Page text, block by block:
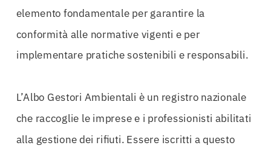
elemento fondamentale per garantire la
conformità alle normative vigenti e per
implementare pratiche sostenibili e responsabili.
L’Albo Gestori Ambientali è un registro nazionale
che raccoglie le imprese e i professionisti abilitati
alla gestione dei rifiuti. Essere iscritti a questo